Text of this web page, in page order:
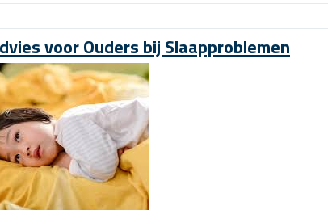
over
slaaptabletten
met
melatonine”
voor Ouders bij Slaapproblemen